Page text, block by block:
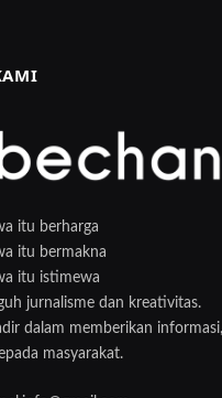
itu berharga
itu bermakna
itu istimewa
jurnalisme dan kreativitas.
dalam memberikan
masyarakat.